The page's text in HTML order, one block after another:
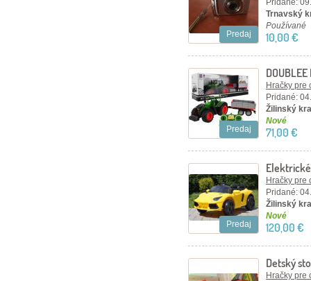
Predaj
Pridané:
Trnavský
Používané
10,00 €
Predaj
Hračky pre
Pridané:
Žilinský
Nové
71,00 €
Predaj
Hračky pre
Pridané:
Žilinský
Nové
120,00 €
Detský
Hračky pre